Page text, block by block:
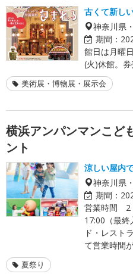
古くて新し
神奈川県
期間：
館日は月曜
(火)休館。券
美術展・博物展・展示会
横浜アンパンマンこど
ント
涼しい屋内
神奈川県
期間：
営業時間 2
17:00（最
ド・レス
て営業時間
夏祭り